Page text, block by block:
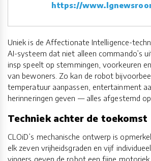
https://
Uniek is de Affectionate Intelligence-
AI-systeem dat niet alleen commando’s
insp speelt op stemmingen, voorkeuren
van bewoners. Zo kan de robot
temperatuur aanpassen, entertainment
herinneringen geven — alles afgestemd
Techniek achter de toekomst
CLOiD’s mechanische ontwerp is
elk zeven vrijheidsgraden en vijf
vingers geven de robot een fijne